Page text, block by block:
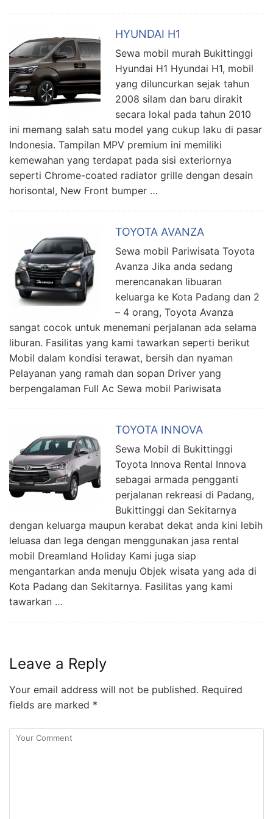
HYUNDAI H1
Sewa mobil murah Bukittinggi
Hyundai H1 Hyundai H1, mobil
yang diluncurkan sejak tahun
2008 silam dan baru dirakit
secara lokal pada tahun 2010
ini memang salah satu model yang cukup laku di pasar
Indonesia. Tampilan MPV premium ini memiliki
kemewahan yang terdapat pada sisi exteriornya
seperti Chrome-coated radiator grille dengan desain
horisontal, New Front bumper …
TOYOTA AVANZA
Sewa mobil Pariwisata Toyota
Avanza Jika anda sedang
merencanakan libuaran
keluarga ke Kota Padang dan 2
– 4 orang, Toyota Avanza
sangat cocok untuk menemani perjalanan ada selama
liburan. Fasilitas yang kami tawarkan seperti berikut
Mobil dalam kondisi terawat, bersih dan nyaman
Pelayanan yang ramah dan sopan Driver yang
berpengalaman Full Ac Sewa mobil Pariwisata
TOYOTA INNOVA
Sewa Mobil di Bukittinggi
Toyota Innova Rental Innova
sebagai armada pengganti
perjalanan rekreasi di Padang,
Bukittinggi dan Sekitarnya
dengan keluarga maupun kerabat dekat anda kini lebih
leluasa dan lega dengan menggunakan jasa rental
mobil Dreamland Holiday Kami juga siap
mengantarkan anda menuju Objek wisata yang ada di
Kota Padang dan Sekitarnya. Fasilitas yang kami
tawarkan …
Leave a Reply
Your email address will not be published. Required
fields are marked *